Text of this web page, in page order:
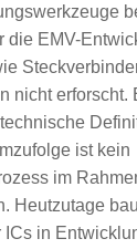
die EMV-
nicht erforscht.
ist kein
im
Heutzutage
in